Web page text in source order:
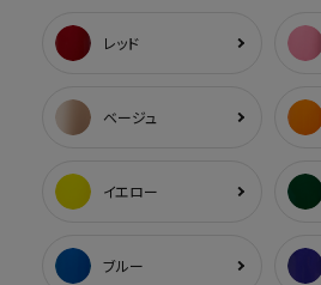
レッド
ベージュ
イエロー
ブルー